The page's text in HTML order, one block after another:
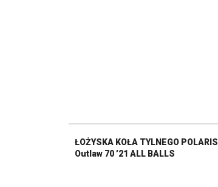
ŁOŻYSKA KOŁA TYLNEGO POLARIS
Outlaw 70 ’21 ALL BALLS